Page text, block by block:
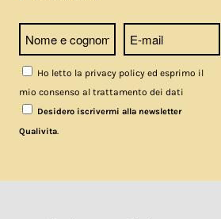
Ho letto la privacy policy ed esprimo il
mio consenso al trattamento dei dati
Desidero iscrivermi alla newsletter
Qualivita.